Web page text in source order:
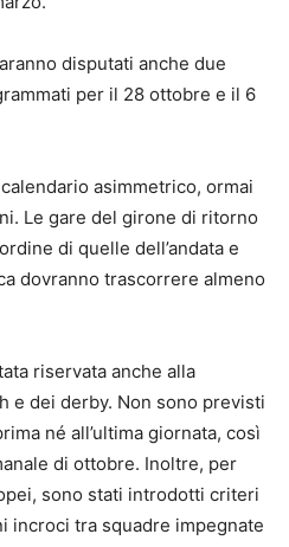
disputati anche due
per il 28 ottobre e il 6
asimmetrico, ormai
Le gare del girone di ritorno
di quelle dell’andata e
dovranno trascorrere almeno
riservata anche alla
e dei derby. Non sono previsti
né all’ultima giornata, così
di ottobre. Inoltre, per
sono stati introdotti criteri
incroci tra squadre impegnate